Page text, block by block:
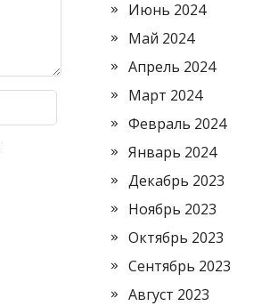
Июнь 2024
Май 2024
Апрель 2024
Март 2024
Февраль 2024
Январь 2024
Декабрь 2023
Ноябрь 2023
Октябрь 2023
Сентябрь 2023
Август 2023